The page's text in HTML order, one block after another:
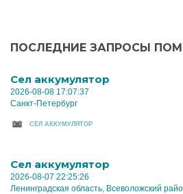
ПОСЛЕДНИЕ ЗАПРОСЫ
Cел аккумулятор
2026-08-08 17:07:37
Санкт-Петербург
CЕЛ АККУМУЛЯТОР
Cел аккумулятор
2026-08-07 22:25:26
Ленинградская область, Всеволожский